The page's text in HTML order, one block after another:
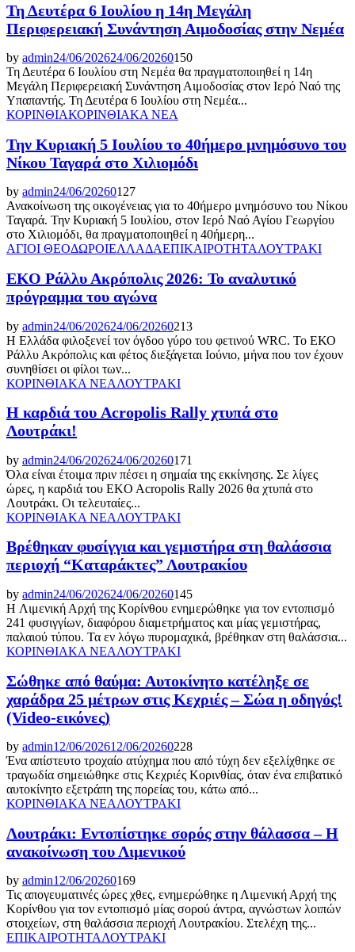
Τη Δευτέρα 6 Ιουλίου η 14η Μεγάλη
Περιφερειακή Συνάντηση Αιμοδοσίας στην Νεμέα
by admin24/06/202624/06/20260150
Τη Δευτέρα 6 Ιουλίου στη Νεμέα θα πραγματοποιηθεί η 14η
Μεγάλη Περιφερειακή Συνάντηση Αιμοδοσίας στον Ιερό Ναό της
Υπαπαντής. Τη Δευτέρα 6 Ιουλίου στη Νεμέα...
ΚΟΡΙΝΘΙΑΚΟΡΙΝΘΙΑΚΑ ΝΕΑ
Την Κυριακή 5 Ιουλίου το 40ήμερο μνημόσυνο του
Νίκου Ταγαρά στο Χιλιομόδι
by admin24/06/20260127
Ανακοίνωση της οικογένειας για το 40ήμερο μνημόσυνο του Νίκου
Ταγαρά. Την Κυριακή 5 Ιουλίου, στον Ιερό Ναό Αγίου Γεωργίου
στο Χιλιομόδι, θα πραγματοποιηθεί η 40ήμερη...
ΑΓΙΟΙ ΘΕΟΔΩΡΟΙΕΛΛΑΔΑΕΠΙΚΑΙΡΟΤΗΤΑΛΟΥΤΡΑΚΙ
ΕΚΟ Ράλλυ Ακρόπολις 2026: Το αναλυτικό
πρόγραμμα του αγώνα
by admin24/06/202624/06/20260213
Η Ελλάδα φιλοξενεί τον όγδοο γύρο του φετινού WRC. Το ΕΚΟ
Ράλλυ Ακρόπολις και φέτος διεξάγεται Ιούνιο, μήνα που τον έχουν
συνηθίσει οι φίλοι των...
ΚΟΡΙΝΘΙΑΚΑ ΝΕΑΛΟΥΤΡΑΚΙ
Η καρδιά του Acropolis Rally χτυπά στο
Λουτράκι!
by admin24/06/202624/06/20260171
Όλα είναι έτοιμα πριν πέσει η σημαία της εκκίνησης. Σε λίγες
ώρες, η καρδιά του EKO Acropolis Rally 2026 θα χτυπά στο
Λουτράκι. Οι τελευταίες...
ΚΟΡΙΝΘΙΑΚΑ ΝΕΑΛΟΥΤΡΑΚΙ
Βρέθηκαν φυσίγγια και γεμιστήρα στη θαλάσσια
περιοχή “Καταράκτες” Λουτρακίου
by admin24/06/202624/06/20260145
H Λιμενική Αρχή της Κορίνθου ενημερώθηκε για τον εντοπισμό
241 φυσιγγίων, διαφόρου διαμετρήματος και μίας γεμιστήρας,
παλαιού τύπου. Τα εν λόγω πυρομαχικά, βρέθηκαν στη θαλάσσια...
ΚΟΡΙΝΘΙΑΚΑ ΝΕΑΛΟΥΤΡΑΚΙ
Σώθηκε από θαύμα: Αυτοκίνητο κατέληξε σε
χαράδρα 25 μέτρων στις Κεχριές – Σώα η οδηγός!
(Video-εικόνες)
by admin12/06/202612/06/20260228
Ένα απίστευτο τροχαίο ατύχημα που από τύχη δεν εξελίχθηκε σε
τραγωδία σημειώθηκε στις Κεχριές Κορινθίας, όταν ένα επιβατικό
αυτοκίνητο εξετράπη της πορείας του, κάτω από...
ΚΟΡΙΝΘΙΑΚΑ ΝΕΑΛΟΥΤΡΑΚΙ
Λουτράκι: Εντοπίστηκε σορός στην θάλασσα – Η
ανακοίνωση του Λιμενικού
by admin12/06/20260169
Τις απογευματινές ώρες χθες, ενημερώθηκε η Λιμενική Αρχή της
Κορίνθου για τον εντοπισμό μίας σορού άντρα, αγνώστων λοιπών
στοιχείων, στη θαλάσσια περιοχή Λουτρακίου. Στελέχη της...
ΕΠΙΚΑΙΡΟΤΗΤΑΛΟΥΤΡΑΚΙ